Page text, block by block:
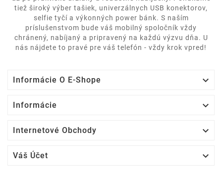
tiež široký výber tašiek, univerzálnych USB konektorov,
selfie tyčí a výkonných power bánk. S naším
príslušenstvom bude váš mobilný spoločník vždy
chránený, nabíjaný a pripravený na každú výzvu dňa. U
nás nájdete to pravé pre váš telefón - vždy krok vpred!
Informácie O E-Shope 
Informácie 
Internetové Obchody 
Váš Účet 